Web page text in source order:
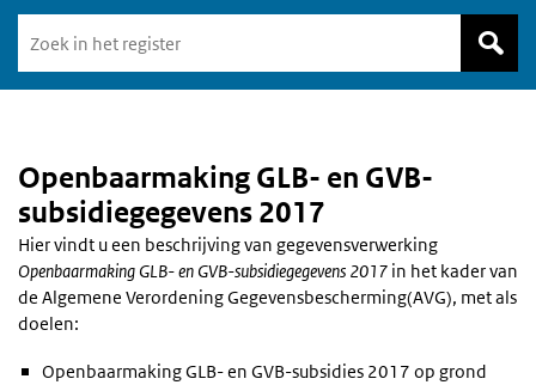
in
het
Openbaarmaking GLB- en GVB-
subsidiegegevens 2017
Hier vindt u een beschrijving van gegevensverwerking
Openbaarmaking GLB- en GVB-subsidiegegevens 2017 in het kader van
de Algemene Verordening Gegevensbescherming(AVG), met als
doelen:
Openbaarmaking GLB- en GVB-subsidies 2017 op grond